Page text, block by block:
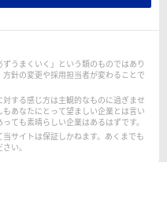
うまくいく」という類のものではあり
針の変更や採用担当者が変わることで
する感じ方は主観的なものに過ぎませ
あなたにとって望ましい企業とは言い
ても素晴らしい企業はあるはずです。
サイトは保証しかねます。あくまでも
い。